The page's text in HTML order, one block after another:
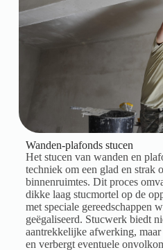
Wanden-plafonds stucen
Het stucen van wanden en
techniek om een glad en strak
binnenruimtes. Dit proces
dikke laag stucmortel op de
met speciale gereedschappen
geëgaliseerd. Stucwerk biedt
aantrekkelijke afwerking,
en verbergt eventuele